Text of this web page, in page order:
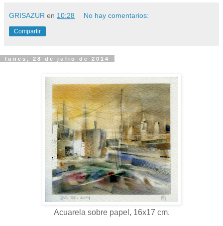
GRISAZUR en 10:28 No hay comentarios:
Compartir
lunes, 28 de julio de 2014
Acuarela sobre papel, 16x17 cm.